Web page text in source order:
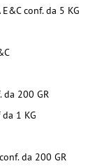
conf. da 5 KG
da 200 GR
1 KG
da 200 GR